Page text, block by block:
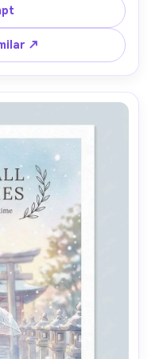
bloque de créditos
fácil --ar 4:5
↗